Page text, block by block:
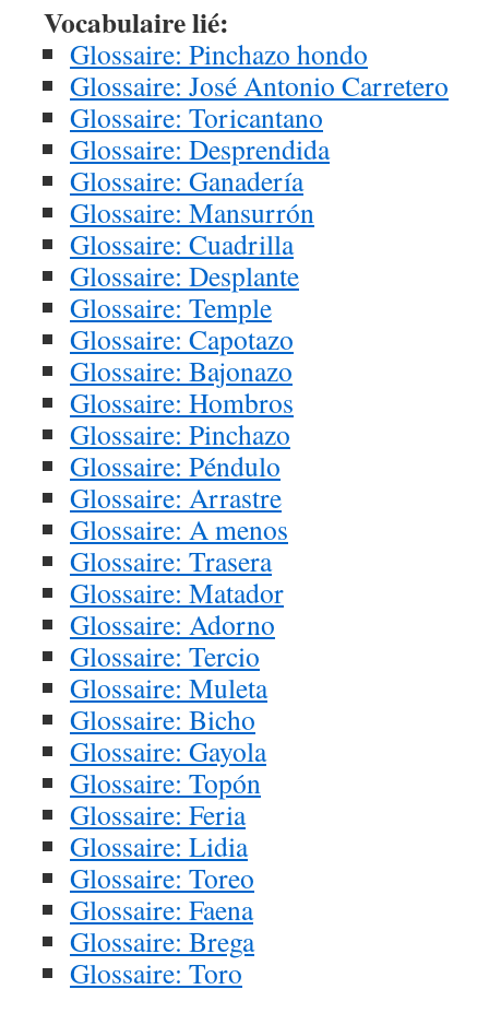
Vocabulaire lié:
Glossaire: Pinchazo hondo
Glossaire: José Antonio Carretero
Glossaire: Toricantano
Glossaire: Desprendida
Glossaire: Ganadería
Glossaire: Mansurrón
Glossaire: Cuadrilla
Glossaire: Desplante
Glossaire: Temple
Glossaire: Capotazo
Glossaire: Bajonazo
Glossaire: Hombros
Glossaire: Pinchazo
Glossaire: Péndulo
Glossaire: Arrastre
Glossaire: A menos
Glossaire: Trasera
Glossaire: Matador
Glossaire: Adorno
Glossaire: Tercio
Glossaire: Muleta
Glossaire: Bicho
Glossaire: Gayola
Glossaire: Topón
Glossaire: Feria
Glossaire: Lidia
Glossaire: Toreo
Glossaire: Faena
Glossaire: Brega
Glossaire: Toro